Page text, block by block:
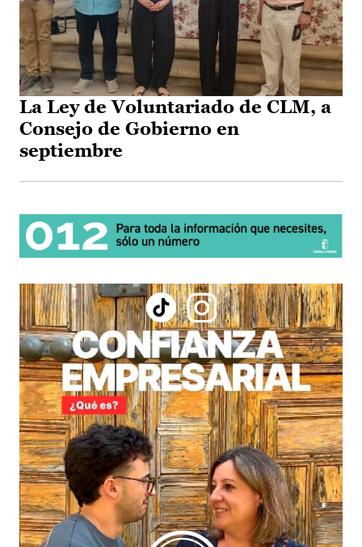
La Ley de Voluntariado de CLM, a
Consejo de Gobierno en
septiembre